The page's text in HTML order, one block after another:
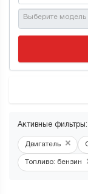
Выберите модель
Активные фильтры:
Двигатель ×
Топливо: бензин